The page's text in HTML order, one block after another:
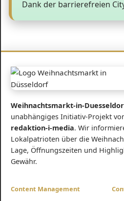
Dank der barrierefreien
Weihnachtsmarkt-in-
unabhängiges Initiativ-Projekt
redaktion-i-media. Wir
Lokalpatrioten über die
Lage, Öffnungszeiten und
Gewähr.
Content Management